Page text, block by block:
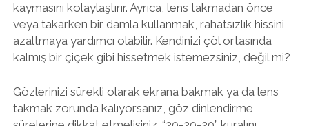
kaymasını kolaylaştırır. Ayrıca, lens takmadan önce
veya takarken bir damla kullanmak, rahatsızlık hissini
azaltmaya yardımcı olabilir. Kendinizi çöl ortasında
kalmış bir çiçek gibi hissetmek istemezsiniz, değil mi?
Gözlerinizi sürekli olarak ekrana bakmak ya da lens
takmak zorunda kalıyorsanız, göz dinlendirme